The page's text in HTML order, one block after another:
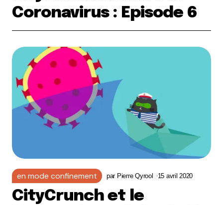
Coronavirus : Episode 6
en mode confinement par Pierre Qyrool 15 avril 2020
CityCrunch et le